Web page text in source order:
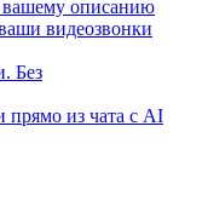
вашему описанию
видеозвонки
Без
из чата с AI